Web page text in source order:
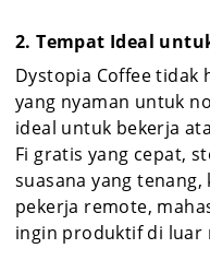
2. Tempat Ideal
Dystopia Coffee tidak
yang nyaman untuk
ideal untuk bekerja
Fi gratis yang cepat,
suasana yang
pekerja remote,
ingin produktif di luar